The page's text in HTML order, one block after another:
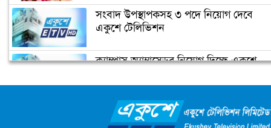
এগিয়ে চলছে পতেঙ্গা টার্মিনালের কাজ
(ভিডিও)
পাকিস্তানের চেয়ে সব সূচকেই এগিয়ে
সংবাদ উপস্থাপকসহ ৩ পদে নিয়োগ দেবে
একুশে টেলিভিশন
ক্যাম্পাস অ্যাম্বাসেডর নিয়োগ দিচ্ছে একুশে
জাতিসংঘের পরবর্তী মহাসচিব পদে
আলোচনায় ড. ইউনূস